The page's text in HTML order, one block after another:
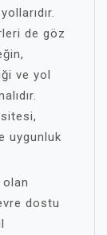
de göz
ve yol
uygunluk
dostu